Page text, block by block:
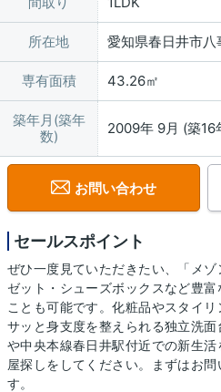
所在地 愛知県春日井市
専有面積 43.26㎡
築年月(築年
数)
2009年 9月 (築16
お問い合わせ
セールスポイント
ぜひ一度見ていただきたい、「メ
ゼット・シューズボックスなど豊
ことも可能です。化粧品やスタイリ
サッと身支度を整えられる独立洗
や中央本線春日井駅付近での新生
屋探しをしてください。まずはお
す。